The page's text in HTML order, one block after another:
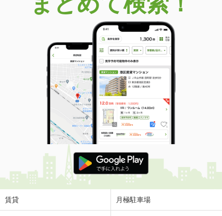
賃貸 月極駐車場